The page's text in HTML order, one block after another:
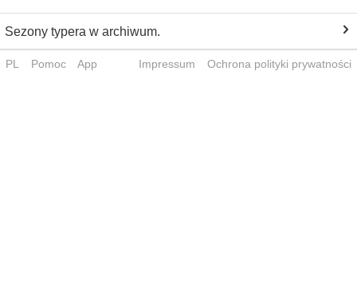
Sezony typera w archiwum.
PL Pomoc App Impressum Ochrona polityki prywatności